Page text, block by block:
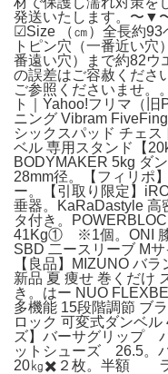
発送いたします。
☑︎Size （㎝）全長約93
トピン穴（一番近い穴
番遠い穴）まで約82
の誤差はご容赦くださ
ご参照くださいませ。
ト｜Yahoo!フリマ（
ニング Vibram
シックスパッド チェ
ベル 専用スタンド【
BODYMAKER 5kg ダ
28mm径。【フィリポ
ー。【引取り限定】
垂器。KaRaDastyle 高
タ付き。
41Kg① ※1個。ONI 膝
SBD 二ースリーブ M
【良品】MIZUNO バ
新品 夏 痩せ 巻くだけ
き。はー NUO
多機能 15段階調節 ブ
ロック 可変式ダンベ
ズ】バーサグリップ
ットシューズ 26.5。
20㎏✖️２枚。半額